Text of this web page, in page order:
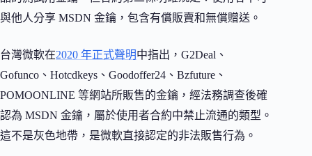
與他人分享 MSDN 金鑰，包含有償販賣和無償贈送。
台灣微軟在2020 年正式聲明中指出，G2Deal、
Gofunco、Hotcdkeys、Goodoffer24、Bzfuture、
POMOONLINE 等網站所販售的金鑰，經法務調查後確
認為 MSDN 金鑰，屬於使用者合約中禁止流通的類型。
這不是灰色地帶，是微軟直接認定的非法販售行為。